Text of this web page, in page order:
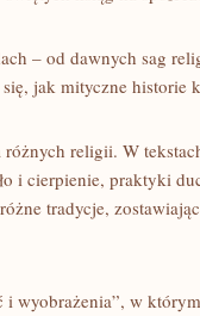
– od dawnych sag
jak mityczne historie
religii. W
i cierpienie, praktyki
tradycje,
wyobrażenia”, w